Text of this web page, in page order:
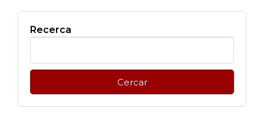
Recerca